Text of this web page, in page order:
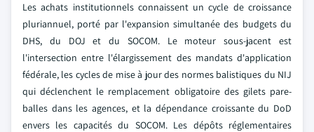
Les achats institutionnels connaissent un cycle de croissance
pluriannuel, porté par l'expansion simultanée des budgets du
DHS, du DOJ et du SOCOM. Le moteur sous-jacent est
l'intersection entre l'élargissement des mandats d'application
fédérale, les cycles de mise à jour des normes balistiques du NIJ
qui déclenchent le remplacement obligatoire des gilets pare-
balles dans les agences, et la dépendance croissante du DoD
envers les capacités du SOCOM. Les dépôts réglementaires